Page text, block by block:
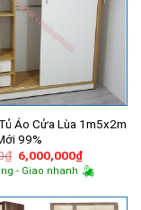
Áo Cửa Lùa 1m5x2m
99%
₫ Giá
gốc
là:
6,000,000₫Giá
hiện
tại
- Giao nhanh